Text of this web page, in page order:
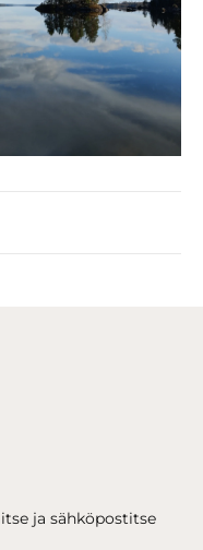
ja sähköpostitse